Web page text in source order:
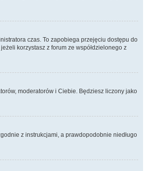
czas. To zapobiega przejęciu dostępu do
korzystasz z forum ze współdzielonego z
moderatorów i Ciebie. Będziesz liczony jako
z instrukcjami, a prawdopodobnie niedługo